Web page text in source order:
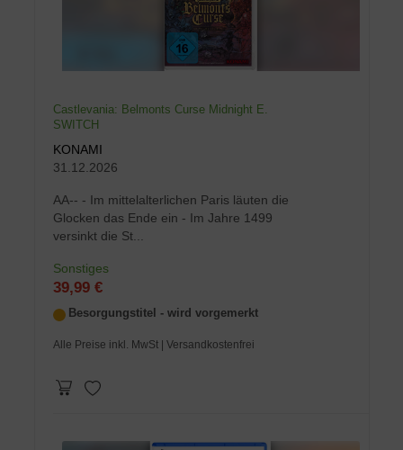
Castlevania: Belmonts Curse Midnight E.
SWITCH
KONAMI
31.12.2026
AA-- - Im mittelalterlichen Paris läuten die
Glocken das Ende ein - Im Jahre 1499
versinkt die St...
Sonstiges
39,99 €
Besorgungstitel - wird vorgemerkt
Alle Preise inkl. MwSt | Versandkostenfrei